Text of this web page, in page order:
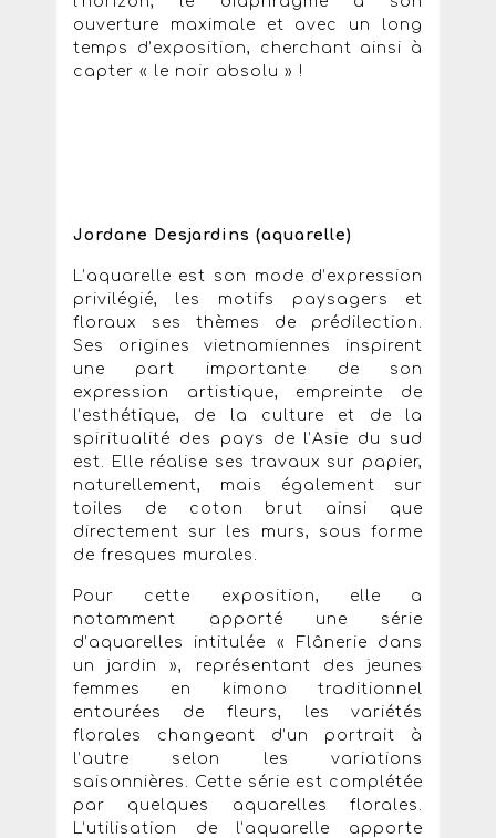
ouverture maximale et avec un long
temps d’exposition, cherchant ainsi à
capter « le noir absolu » !
Jordane Desjardins (aquarelle)
L’aquarelle est son mode d’expression
privilégié, les motifs paysagers et
floraux ses thèmes de prédilection.
Ses origines vietnamiennes inspirent
une part importante de son
expression artistique, empreinte de
l’esthétique, de la culture et de la
spiritualité des pays de l’Asie du sud
est. Elle réalise ses travaux sur papier,
naturellement, mais également sur
toiles de coton brut ainsi que
directement sur les murs, sous forme
de fresques murales.
Pour cette exposition, elle a
notamment apporté une série
d’aquarelles intitulée « Flânerie dans
un jardin », représentant des jeunes
femmes en kimono traditionnel
entourées de fleurs, les variétés
florales changeant d’un portrait à
l’autre selon les variations
saisonnières. Cette série est complétée
par quelques aquarelles florales.
L’utilisation de l’aquarelle apporte